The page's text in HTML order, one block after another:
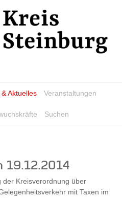
Aktuelles Veranstaltungen
Suchen
19.12.2014
der Kreisverordnung über
mit Taxen im